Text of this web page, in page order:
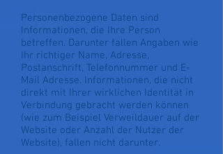
Personenbezogene Daten sind
Informationen, die Ihre Person
betreffen. Darunter fallen Angaben wie
Ihr richtiger Name, Adresse,
Postanschrift, Telefonnummer und E-
Mail Adresse. Informationen, die nicht
direkt mit Ihrer wirklichen Identität in
Verbindung gebracht werden können
(wie zum Beispiel Verweildauer auf der
Website oder Anzahl der Nutzer der
Website), fallen nicht darunter.